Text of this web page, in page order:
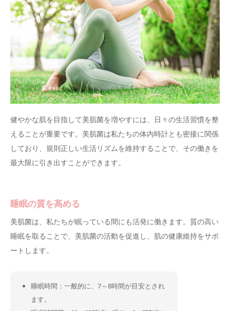
健やかな肌を目指して美肌菌を増やすには、日々の生活習慣を整
えることが重要です。美肌菌は私たちの体内時計とも密接に関係
しており、規則正しい生活リズムを維持することで、その働きを
最大限に引き出すことができます。
睡眠の質を高める
美肌菌は、私たちが眠っている間にも活発に働きます。質の高い
睡眠を取ることで、美肌菌の活動を促進し、肌の健康維持をサポ
ートします。
睡眠時間：一般的に、7～8時間が目安とされ
ます。